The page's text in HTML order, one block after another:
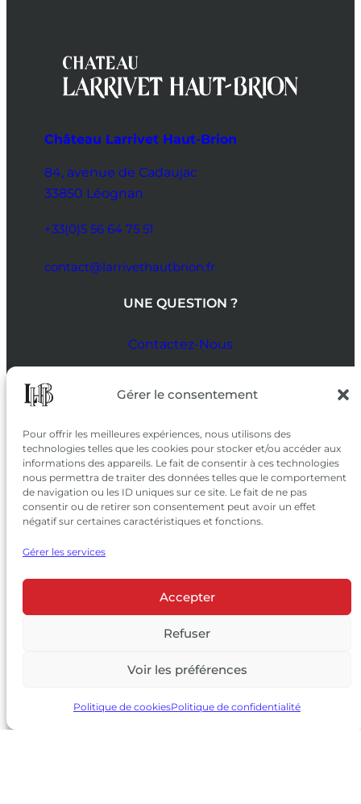
Gérer le consentement
Pour offrir les meilleures expériences, nous utilisons des
technologies telles que les cookies pour stocker et/ou accéder aux
informations des appareils. Le fait de consentir à ces technologies
nous permettra de traiter des données telles que le comportement
de navigation ou les ID uniques sur ce site. Le fait de ne pas
consentir ou de retirer son consentement peut avoir un effet
négatif sur certaines caractéristiques et fonctions.
Gérer les services
Accepter
Refuser
Voir les préférences
Politique de cookiesPolitique de confidentialité
Château Larrivet Haut-Brion
84, avenue de Cadaujac
33850 Léognan
+33(0)5 56 64 75 51
contact@larrivethautbrion.fr
UNE QUESTION ?
Contactez-Nous
SUIVEZ-NOUS
SUR LES RÉSEAUX
© 2026 Château Larrivet Haut-Brion |
Mentions légales|Politique de confidentialité
|CGV
L’ABUS D’ALCOOL EST DANGEREUX POUR LA SANTÉ, À